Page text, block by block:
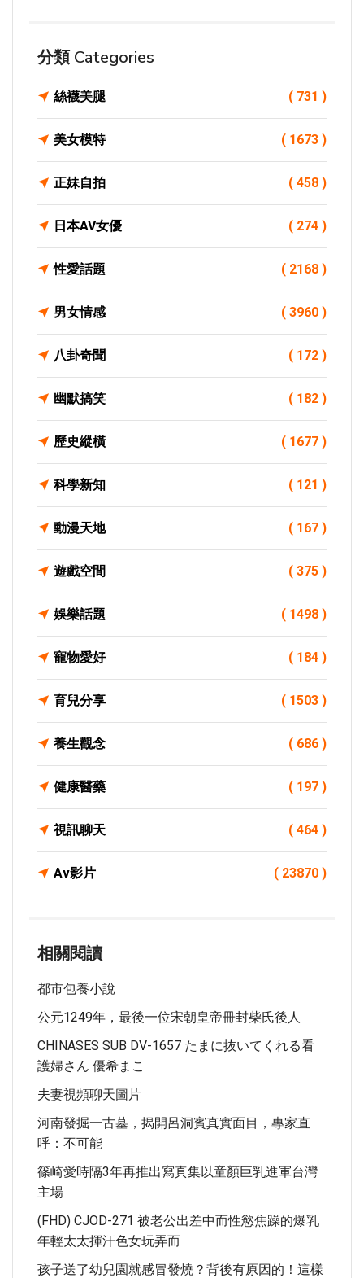
分類 Categories
絲襪美腿 ( 731 )
美女模特 ( 1673 )
正妹自拍 ( 458 )
日本AV女優 ( 274 )
性愛話題 ( 2168 )
男女情感 ( 3960 )
八卦奇聞 ( 172 )
幽默搞笑 ( 182 )
歷史縱橫 ( 1677 )
科學新知 ( 121 )
動漫天地 ( 167 )
遊戲空間 ( 375 )
娛樂話題 ( 1498 )
寵物愛好 ( 184 )
育兒分享 ( 1503 )
養生觀念 ( 686 )
健康醫藥 ( 197 )
視訊聊天 ( 464 )
Av影片 ( 23870 )
相關閱讀
都市包養小說
公元1249年，最後一位宋朝皇帝冊封柴氏後人
CHINASES SUB DV-1657 たまに抜いてくれる看
護婦さん 優希まこ
夫妻視頻聊天圖片
河南發掘一古墓，揭開呂洞賓真實面目，專家直
呼：不可能
篠崎愛時隔3年再推出寫真集以童顏巨乳進軍台灣
主場
(FHD) CJOD-271 被老公出差中而性慾焦躁的爆乳
年輕太太揮汗色女玩弄而
孩子送了幼兒園就感冒發燒？背後有原因的！這樣